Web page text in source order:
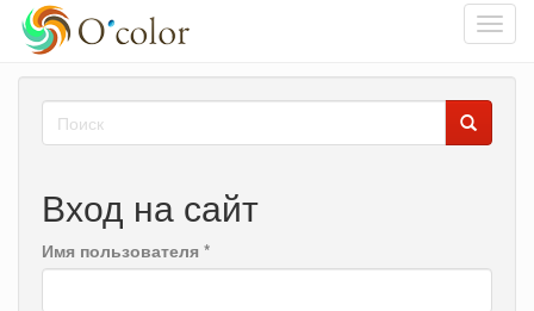
основному
Форма
поиска
Вход на сайт
Имя пользователя *